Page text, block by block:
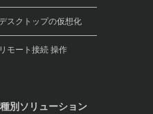
スクトップの仮想化
モート接続 操作
別ソリューション